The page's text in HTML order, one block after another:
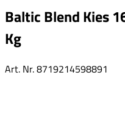
Baltic Blend Kies
Kg
Art. Nr.8719214598891